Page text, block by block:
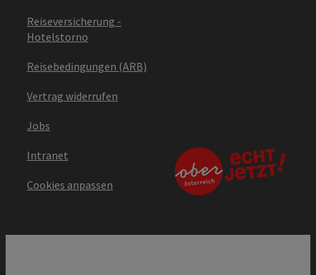
Reiseversicherung -
Hotelstorno
Reisebedingungen (ARB)
Vertrag widerrufen
Jobs
Intranet
Cookies anpassen